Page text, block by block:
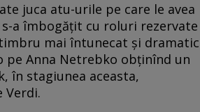
juca atu-urile pe care le avea
a îmbogăţit cu roluri rezervate
mai întunecat şi
pe Anna Netrebko obţinînd un
în stagiunea aceasta,
Verdi.